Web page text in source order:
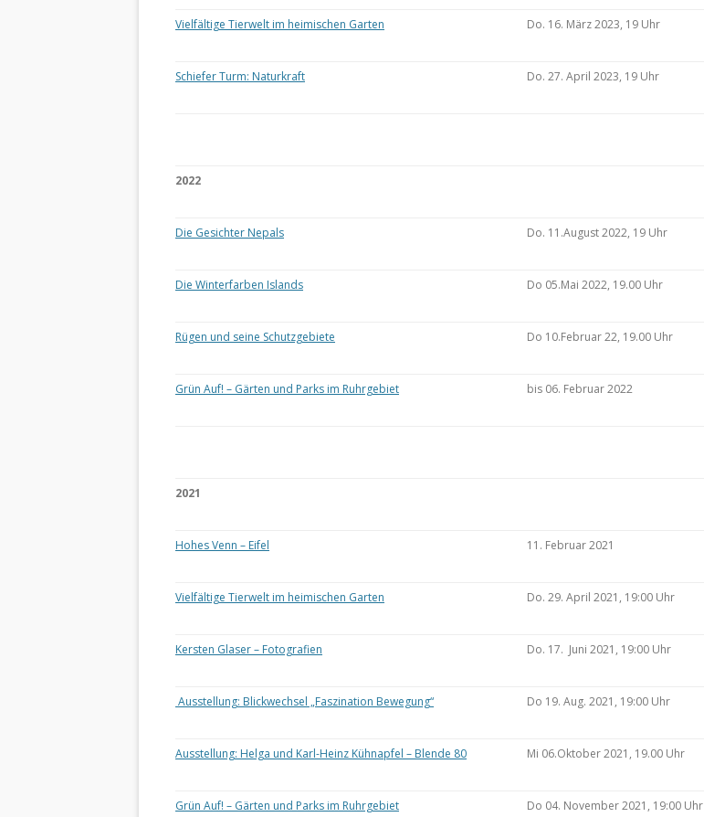
Vielfältige Tierwelt im heimischen Garten Do. 16. März 2023, 19 Uhr
Schiefer Turm: Naturkraft Do. 27. April 2023, 19 Uhr
2022
Die Gesichter Nepals Do. 11.August 2022, 19 Uhr
Die Winterfarben Islands Do 05.Mai 2022, 19.00 Uhr
Rügen und seine Schutzgebiete Do 10.Februar 22, 19.00 Uhr
Grün Auf! – Gärten und Parks im Ruhrgebiet bis 06. Februar 2022
2021
Hohes Venn – Eifel 11. Februar 2021
Vielfältige Tierwelt im heimischen Garten Do. 29. April 2021, 19:00 Uhr
Kersten Glaser – Fotografien Do. 17. Juni 2021, 19:00 Uhr
Ausstellung: Blickwechsel „Faszination Bewegung“ Do 19. Aug. 2021, 19:00 Uhr
Ausstellung: Helga und Karl-Heinz Kühnapfel – Blende 80 Mi 06.Oktober 2021, 19.00 Uhr
Grün Auf! – Gärten und Parks im Ruhrgebiet Do 04. November 2021, 19:00 Uhr